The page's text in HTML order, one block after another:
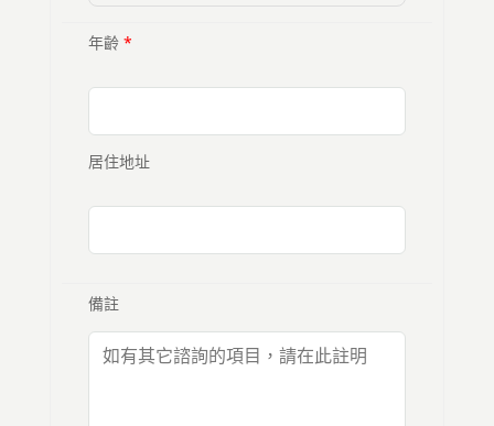
年齡 *
居住地址
備註